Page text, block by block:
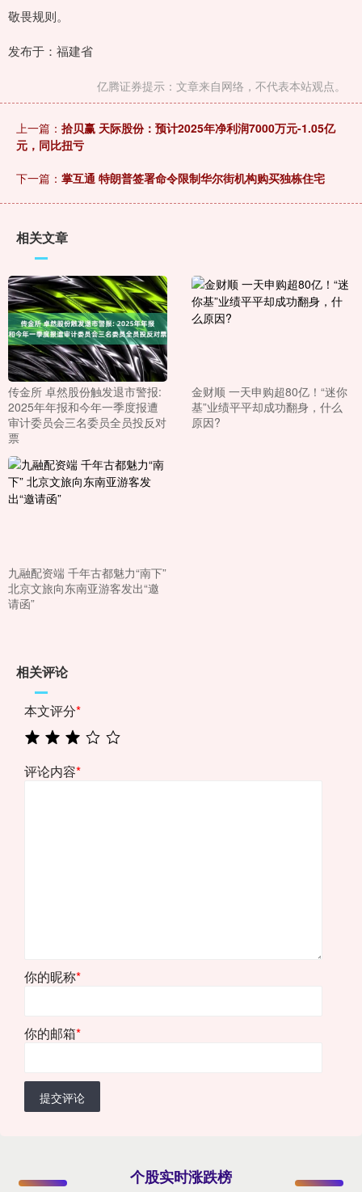
敬畏规则。
发布于：福建省
亿腾证券提示：文章来自网络，不代表本站观点。
上一篇： 拾贝赢 天际股份：预计2025年净利润7000万元-1.05亿
元，同比扭亏
下一篇： 掌互通 特朗普签署命令限制华尔街机构购买独栋住宅
相关文章
传金所 卓然股份触发退市警报:
2025年年报和今年一季度报遭
审计委员会三名委员全员投反对
票
金财顺 一天申购超80亿！“迷你
基”业绩平平却成功翻身，什么
原因?
九融配资端 千年古都魅力“南下”
北京文旅向东南亚游客发出“邀
请函”
相关评论
本文评分*
评论内容*
你的昵称*
你的邮箱*
提交评论
个股实时涨跌榜